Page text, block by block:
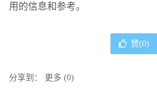
用的信息和参考。
赞(0)
分享到： 更多 (0)